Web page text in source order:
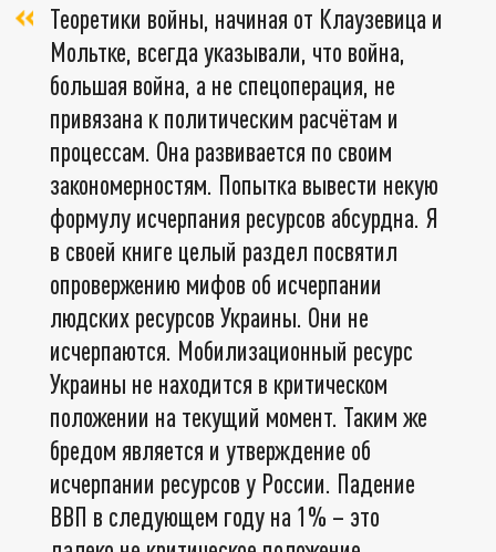
Теоретики войны, начиная от Клаузевица и
Мольтке, всегда указывали, что война,
большая война, а не спецоперация, не
привязана к политическим расчётам и
процессам. Она развивается по своим
закономерностям. Попытка вывести некую
формулу исчерпания ресурсов абсурдна. Я
в своей книге целый раздел посвятил
опровержению мифов об исчерпании
людских ресурсов Украины. Они не
исчерпаются. Мобилизационный ресурс
Украины не находится в критическом
положении на текущий момент. Таким же
бредом является и утверждение об
исчерпании ресурсов у России. Падение
ВВП в следующем году на 1% – это